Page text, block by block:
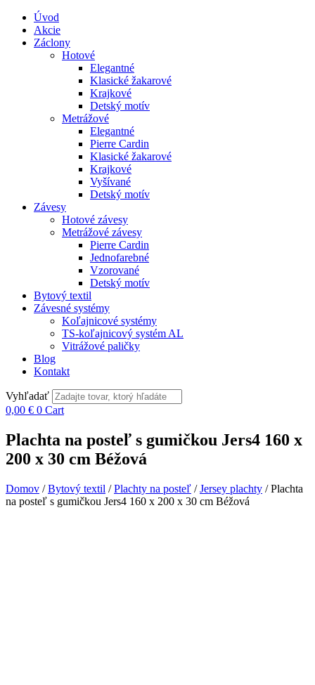
Úvod
Akcie
Záclony
Hotové
Elegantné
Klasické žakarové
Krajkové
Detský motív
Metrážové
Elegantné
Pierre Cardin
Klasické žakarové
Krajkové
Vyšívané
Detský motív
Závesy
Hotové závesy
Metrážové závesy
Pierre Cardin
Jednofarebné
Vzorované
Detský motív
Bytový textil
Závesné systémy
Koľajnicové systémy
TS-koľajnicový systém AL
Vitrážové paličky
Blog
Kontakt
Vyhľadať
0,00 € 0 Cart
Plachta na posteľ s gumičkou Jers4 160 x
200 x 30 cm Béžová
Domov /Bytový textil /Plachty na posteľ /Jersey plachty / Plachta
na posteľ s gumičkou Jers4 160 x 200 x 30 cm Béžová